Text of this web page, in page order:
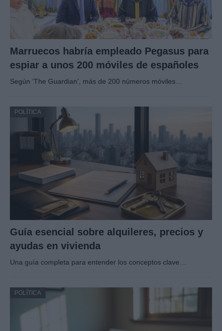
Marruecos habría empleado Pegasus para
espiar a unos 200 móviles de españoles
Según ‘The Guardian’, más de 200 números móviles…
POLÍTICA
Guía esencial sobre alquileres, precios y
ayudas en vivienda
Una guía completa para entender los conceptos clave…
POLÍTICA